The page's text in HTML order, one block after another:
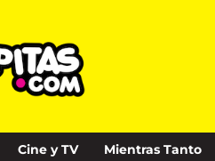
Cine y TV Mientras Tanto